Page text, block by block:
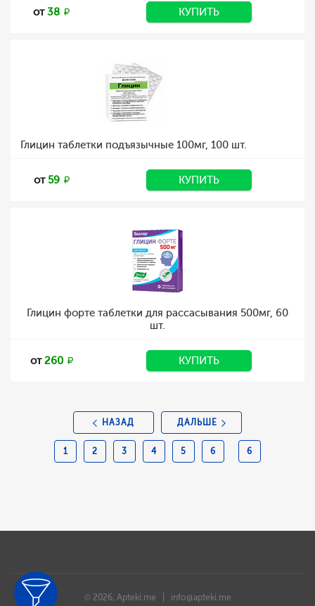
от38 КУПИТЬ
Глицин таблетки подъязычные 100мг, 100 шт.
от59 КУПИТЬ
Глицин форте таблетки для рассасывания 500мг, 60
шт.
от260 КУПИТЬ
НАЗАД
1 2 3 4 5 6 6
ДАЛЬШЕ
© 2026, Apteki.me | info@apteki.me